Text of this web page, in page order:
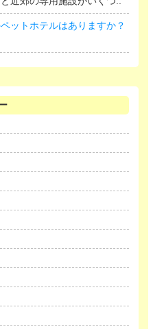
ットホテルはありますか？